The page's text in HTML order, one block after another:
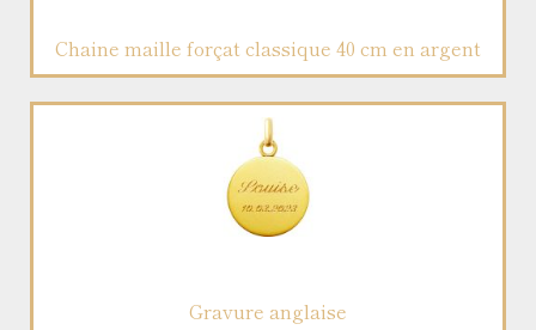
Chaine maille forçat classique 40 cm en argent
Gravure anglaise